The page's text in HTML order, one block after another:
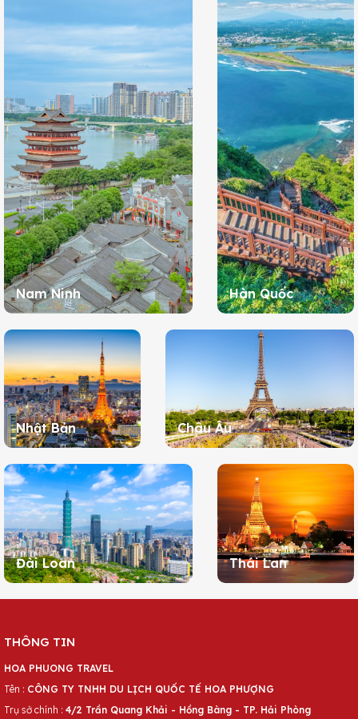
Nam Ninh Hàn Quốc
Nhật Bản Châu Âu
Đài Loan Thái Lan
THÔNG TIN
HOA PHUONG TRAVEL
Tên : CÔNG TY TNHH DU LỊCH QUỐC TẾ HOA PHƯỢNG
Trụ sở chính : 4/2 Trần Quang Khải - Hồng Bàng - TP. Hải Phòng